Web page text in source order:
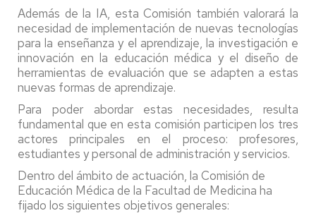
Además de la IA, esta Comisión también valorará la
necesidad de implementación de nuevas tecnologías
para la enseñanza y el aprendizaje, la investigación e
innovación en la educación médica y el diseño de
herramientas de evaluación que se adapten a estas
nuevas formas de aprendizaje.
Para poder abordar estas necesidades, resulta
fundamental que en esta comisión participen los tres
actores principales en el proceso: profesores,
estudiantes y personal de administración y servicios.
Dentro del ámbito de actuación, la Comisión de
Educación Médica de la Facultad de Medicina ha
fijado los siguientes objetivos generales: